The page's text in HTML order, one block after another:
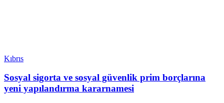
Kıbrıs
Sosyal sigorta ve sosyal güvenlik prim borçlarına
yeni yapılandırma kararnamesi